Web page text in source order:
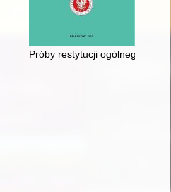
we wrocławskiej kompilacji
Próby restytucji ogólnego